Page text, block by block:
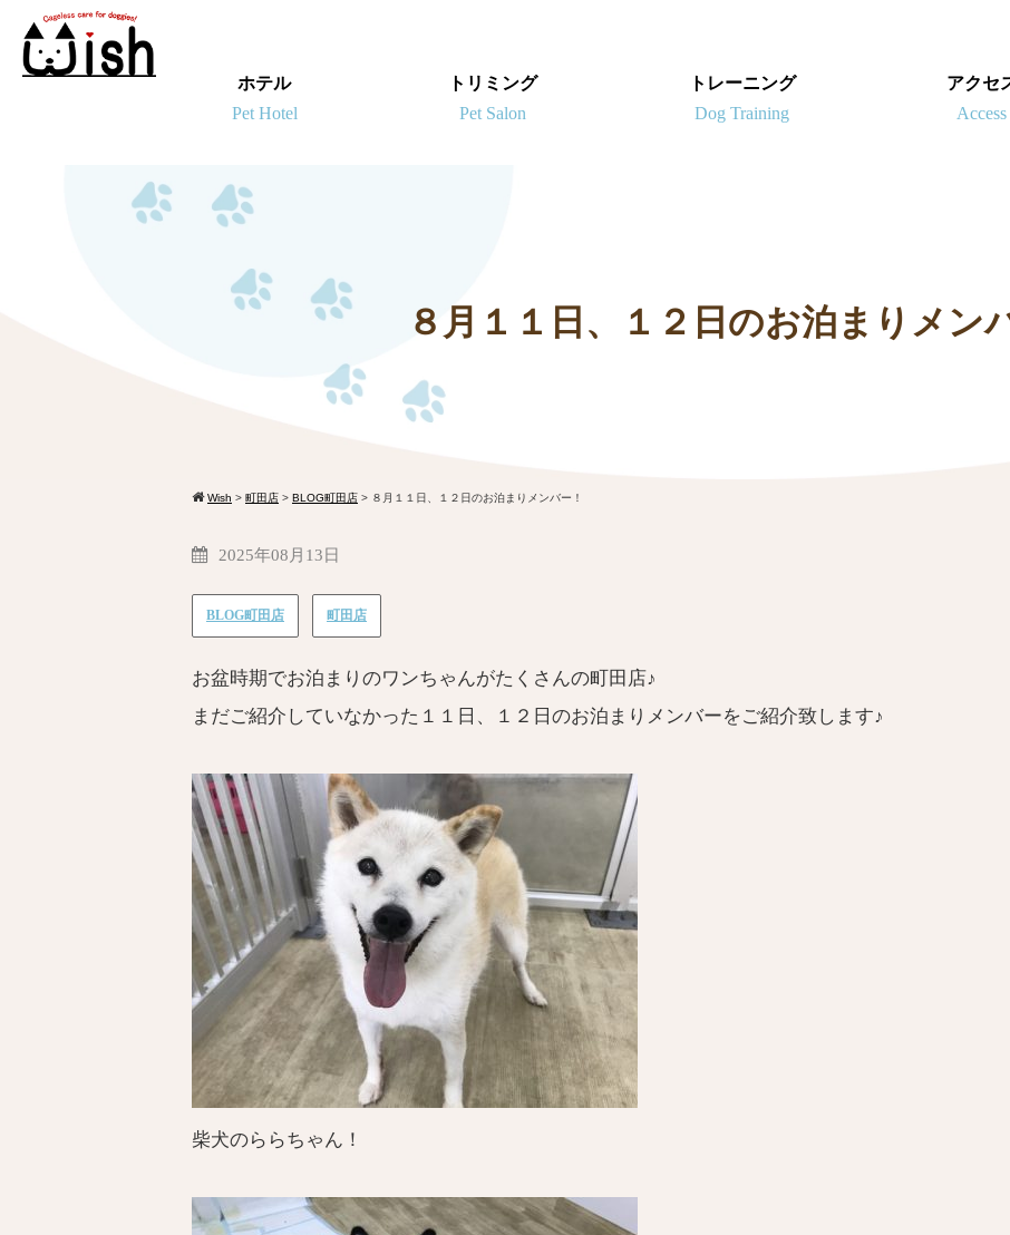
ホテル トリミング トレーニング アクセ
８月１１日、１２日のお泊まりメン
Wish > 町田店 > BLOG町田店 > ８月１１日、１２日のお泊まりメンバー！
2025年08月13日
BLOG町田店 町田店
お盆時期でお泊まりのワンちゃんがたくさんの町田店♪
まだご紹介していなかった１１日、１２日のお泊まりメンバーをご紹介致します♪
柴犬のららちゃん！